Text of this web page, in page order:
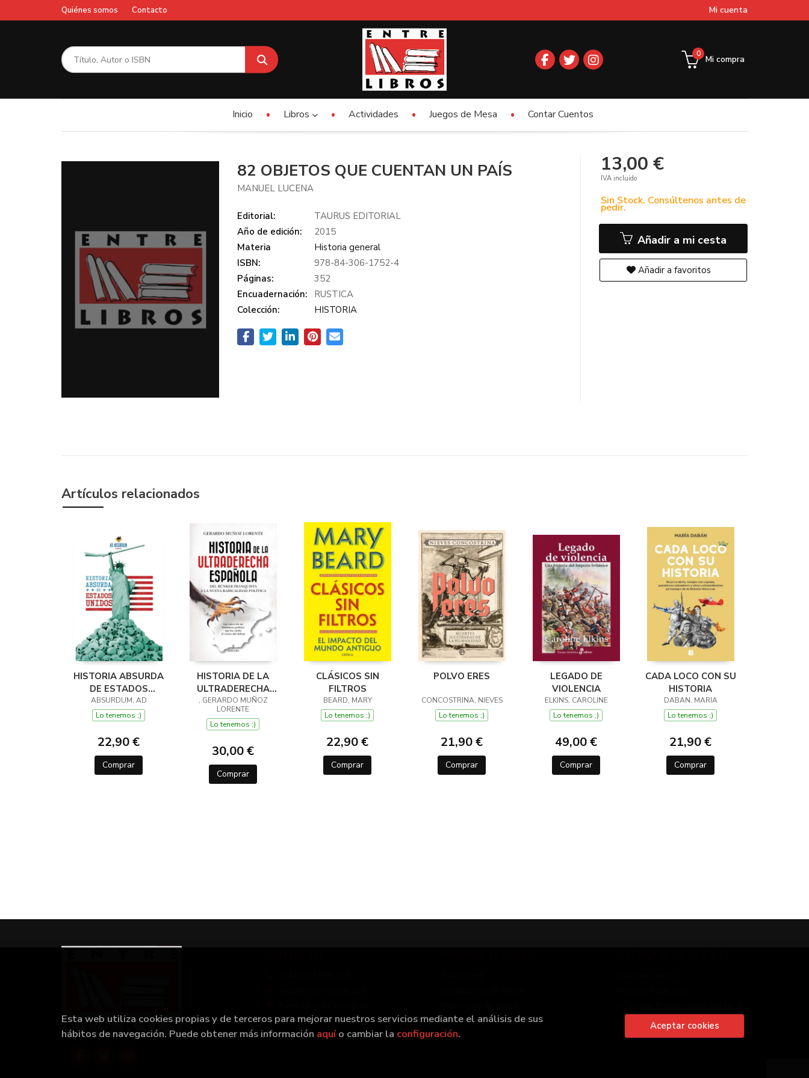
Mi cuenta
Quiénes somos Contacto
Mi compra
0
Inicio Libros Actividades Juegos de Mesa Contar Cuentos
82 OBJETOS QUE CUENTAN UN PAÍS
MANUEL LUCENA
Editorial:
TAURUS EDITORIAL
Año de edición:
2015
Materia
Historia general
ISBN:
978-84-306-1752-4
Páginas:
352
Encuadernación:
RUSTICA
Colección:
HISTORIA
13,00 €
IVA incluido
Sin Stock. Consúltenos antes de
pedir.
Añadir a mi cesta
Añadir a favoritos
Artículos relacionados
HISTORIA ABSURDA
DE ESTADOS
UNIDOS
ABSURDUM, AD
Lo tenemos ;)
22,90 €
Comprar
HISTORIA DE LA
ULTRADERECHA
ESPAÑOLA
, GERARDO MUÑOZ
LORENTE
Lo tenemos ;)
30,00 €
Comprar
CLÁSICOS SIN
FILTROS
BEARD, MARY
Lo tenemos ;)
22,90 €
Comprar
POLVO ERES
CONCOSTRINA, NIEVES
Lo tenemos ;)
21,90 €
Comprar
LEGADO DE
VIOLENCIA
ELKINS, CAROLINE
Lo tenemos ;)
49,00 €
Comprar
CADA LOCO CON SU
HISTORIA
DABAN, MARIA
Lo tenemos ;)
21,90 €
Comprar
Política de Cookies
Esta web utiliza cookies propias y de terceros para mejorar nuestros servicios mediante el análisis de sus
hábitos de navegación. Puede obtener más información aquío cambiar la configuración.
Aceptar cookies